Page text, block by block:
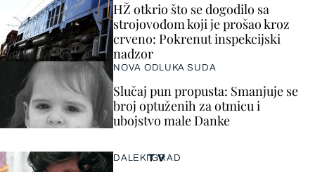
HŽ otkrio što se dogodilo sa
strojovođom koji je prošao kroz
crveno: Pokrenut inspekcijski
nadzor
NOVA ODLUKA SUDA
Slučaj pun propusta: Smanjuje se
broj optuženih za otmicu i
ubojstvo male Danke
TV
DALEKI GRAD